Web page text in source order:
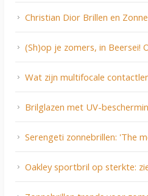
Christian Dior Brillen en
(Sh)op je zomers, in Beersei!
Wat zijn multifocale
Brilglazen met UV-
Serengeti zonnebrillen: 'The
Oakley sportbril op sterkte: